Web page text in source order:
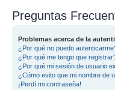
Preguntas
Problemas acerca de la
¿Por qué no puedo
¿Por qué me tengo que
¿Por qué mi sesión de usuario
¿Cómo evito que mi nombre de
¡Perdí mi contraseña!